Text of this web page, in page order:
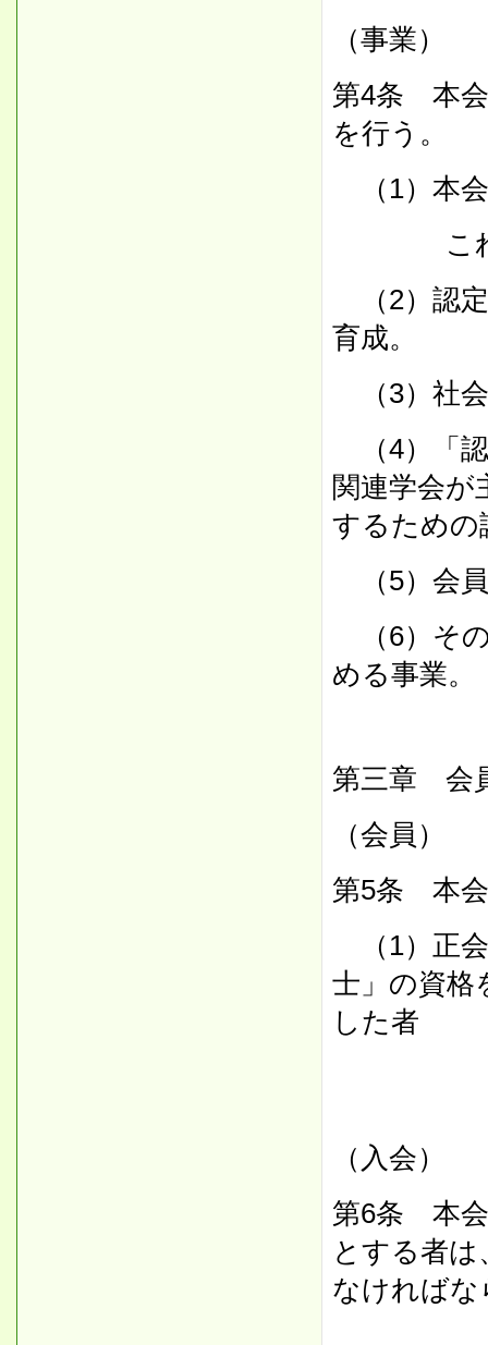
（事業）
第4条 本会
を行う。
（1）本
これに
（2）認
育成。
（3）社
（4）「認
関連学会が
するための
（5）会
（6）そ
める事業。
第三章 会
（会員）
第5条 本会
（1）正
士」の資格
した者
（入会）
第6条 本会
とする者
なければな